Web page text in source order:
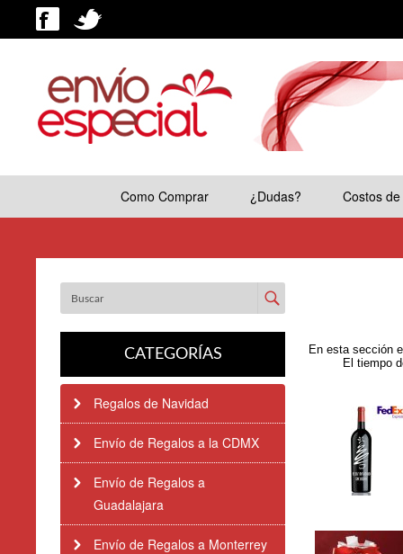
Como Comprar ¿Dudas? Costos
CATEGORÍAS
Regalos de Navidad
Envío de Regalos a la CDMX
Envío de Regalos a
Guadalajara
Envío de Regalos a Monterrey
En esta sección
El tiempo